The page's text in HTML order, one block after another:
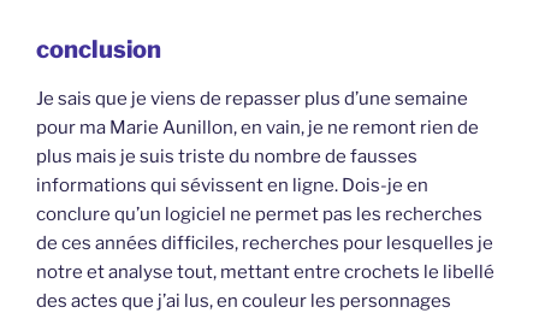
conclusion
Je sais que je viens de repasser plus d’une semaine
pour ma Marie Aunillon, en vain, je ne remont rien de
plus mais je suis triste du nombre de fausses
informations qui sévissent en ligne. Dois-je en
conclure qu’un logiciel ne permet pas les recherches
de ces années difficiles, recherches pour lesquelles je
notre et analyse tout, mettant entre crochets le libellé
des actes que j’ai lus, en couleur les personnages